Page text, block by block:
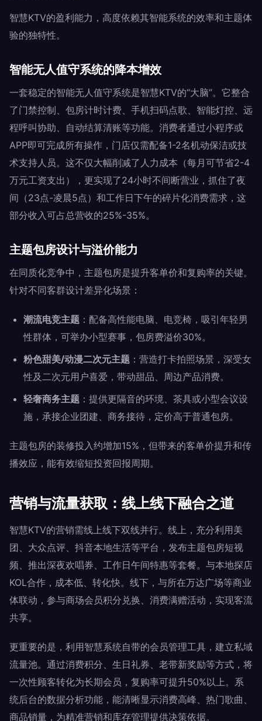
智慧KTV的盈利能力，高度依赖其智能系统的效率和主题体
验的独特性。
智能无人值守系统的降本增效
一套稳定的智能无人值守系统是智慧KTV的“大脑”。它整合
了门禁控制、包房计时计费、手机扫码点歌、智能灯控、远
程呼叫协助、自动结算清账等功能。消费者通过小程序或
APP即可完成所有操作，门店仅需配备1-2名机动保洁或技
术支持人员。这不仅大幅削减了人力成本（每月可节省2-4
万元工资支出），更实现了24小时不间断营业，抓住了夜
间（23点-凌晨5点）和工作日下午的碎片化消费需求，这
部分收入可占总营收的25%-35%。
主题包房设计与溢价能力
在同质化竞争中，主题包房是提升客单价和复购率的关键。
针对不同客群设计差异化场景：
潮流电竞主题 ：配备高性能电脑、电竞椅，吸引年轻男
性群体，可举办小型赛事，包房费溢价30%。
粉色甜美/动漫二次元主题 ：营造打卡拍照场景，深受女
性及二次元用户喜爱，带动甜品、周边产品消费。
轻奢商务主题 ：提供更隔音的环境、茶具或小型会议设
施，承接企业团建、商务接待，定价高于普通包房。
主题包房的装修投入约增加15%，但带来的客单价提升和传
播效应，能有效缩短投资回报周期。
营销与流量获取：线上线下融合之道
智慧KTV的营销需线上线下双线并行。线上，充分利用美
团、大众点评、抖音本地生活等平台，发布主题包房短视
频、推出深夜欢唱券、工作日午间特惠等套餐。与本地探店
KOL合作，成本低、转化快。线下，与所在万达广场等商业
体联动，参与商场会员积分兑换、消费满赠活动，实现客流
共享。
更重要的是，利用智慧系统自带的会员管理工具，建立私域
流量池。通过消费积分、生日礼券、老带新奖励等方式，将
一次性顾客转化为长期会员，复购率可提升50%以上。系
统后台的数据分析功能，能清晰显示消费高峰、热门歌曲、
商品销量，为精准营销和库存管理提供决策依据。